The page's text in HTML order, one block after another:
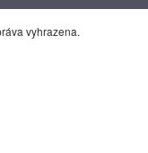
vyhrazena.